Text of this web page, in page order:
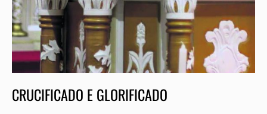
CRUCIFICADO E GLORIFICADO